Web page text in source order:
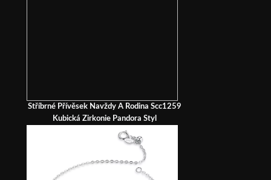
Stříbrné Přívěsek Navždy A Rodina Scc1259
Kubická Zirkonie Pandora Styl